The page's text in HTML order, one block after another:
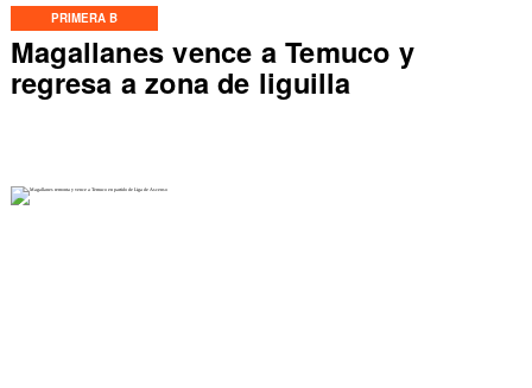
PRIMERA B
Magallanes vence a Temuco y
regresa a zona de liguilla